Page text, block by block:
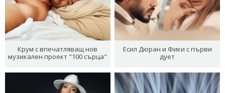
Крум с впечатляващ нов
музикален проект "100 сърца"
Есил Дюран и Фики с първи
дует